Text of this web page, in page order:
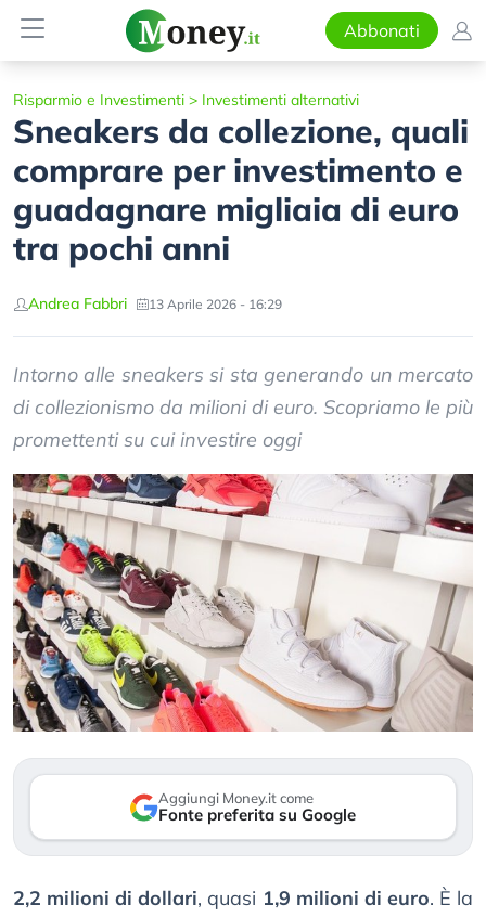
Abbonati
Risparmio e Investimenti > Investimenti alternativi
Sneakers da collezione, quali
comprare per investimento e
guadagnare migliaia di euro
tra pochi anni
Andrea Fabbri 13 Aprile 2026 - 16:29
Intorno alle sneakers si sta generando un mercato
di collezionismo da milioni di euro. Scopriamo le più
promettenti su cui investire oggi
Aggiungi Money.it come
Fonte preferita su Google
2,2 milioni di dollari, quasi 1,9 milioni di euro. È la